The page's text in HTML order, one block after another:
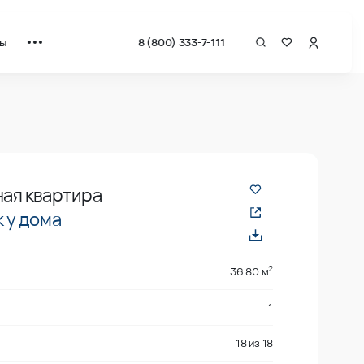
8 (800) 333-7-111
квартира
дома
36.80 м2
1
18из 18